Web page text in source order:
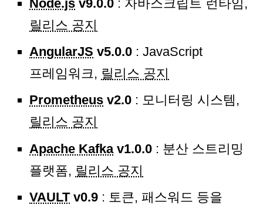
Node.js v9.0.0 : 자바스크립트 런타임,
릴리스 공지
AngularJS v5.0.0 : JavaScript
프레임워크, 릴리스 공지
Prometheus v2.0 : 모니터링 시스템,
릴리스 공지
Apache Kafkav1.0.0 : 분산 스트리밍
플랫폼, 릴리스 공지
VAULTv0.9 : 토큰, 패스워드 등을